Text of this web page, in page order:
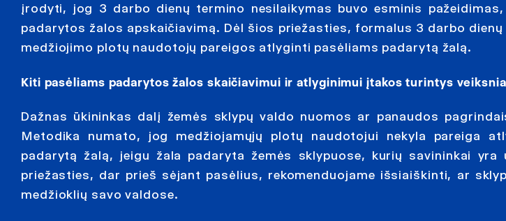
įrodyti, jog 3 darbo dienų termino nesilaikymas buvo esminis
padarytos žalos apskaičiavimą. Dėl šios priežasties, formalus 3 darbo
medžiojimo plotų naudotojų pareigos atlyginti pasėliams padarytą žalą.
Kiti pasėliams padarytos žalos skaičiavimui ir atlyginimui įtakos turintys
Dažnas ūkininkas dalį žemės sklypų valdo nuomos ar panaudos
Metodika numato, jog medžiojamųjų plotų naudotojui nekyla pareiga
padarytą žalą, jeigu žala padaryta žemės sklypuose, kurių savininkai yra
priežasties, dar prieš sėjant pasėlius, rekomenduojame išsiaiškinti, ar
medžioklių savo valdose.